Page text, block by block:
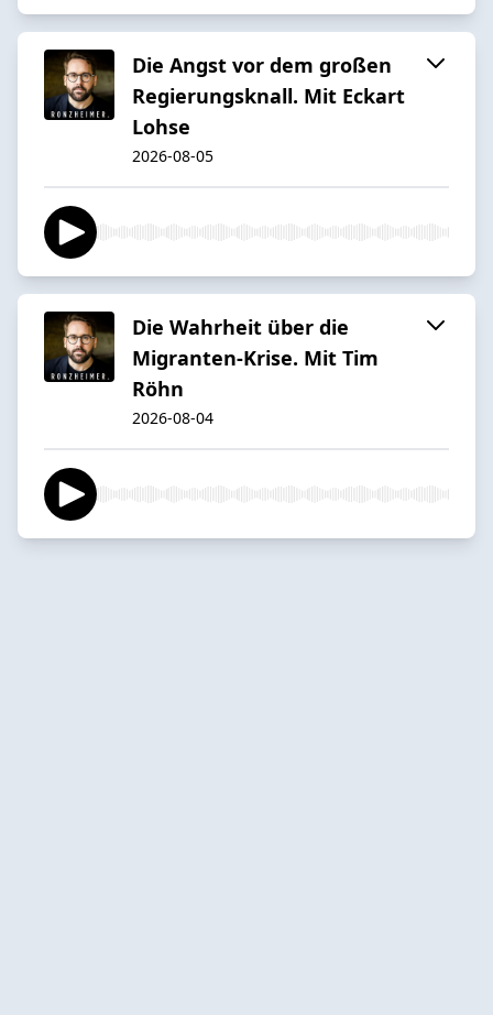
Die Angst vor dem großen
Regierungsknall. Mit Eckart
Lohse
2026-08-05
Die Wahrheit über die
Migranten-Krise. Mit Tim
Röhn
2026-08-04